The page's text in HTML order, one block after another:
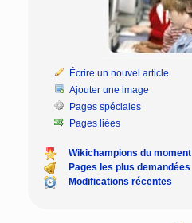
Écrire un nouvel article
Ajouter une image
Pages spéciales
Pages liées
Wikichampions du moment
Pages les plus demandées
Modifications récentes